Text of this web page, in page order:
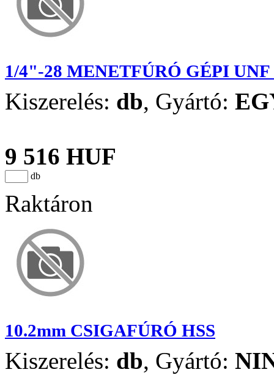
1/4"-28 MENETFÚRÓ GÉPI UNF
Kiszerelés: db, Gyártó:
9 516 HUF
db
Raktáron
10.2mm CSIGAFÚRÓ HSS
Kiszerelés: db, Gyártó: